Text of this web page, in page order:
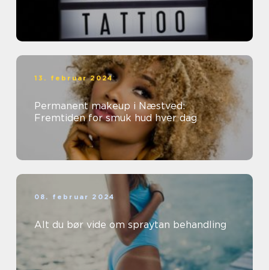
13. februar 2024
Permanent makeup i Næstved:
Fremtiden for smuk hud hver dag
08. februar 2024
Alt du bør vide om spraytan behandling